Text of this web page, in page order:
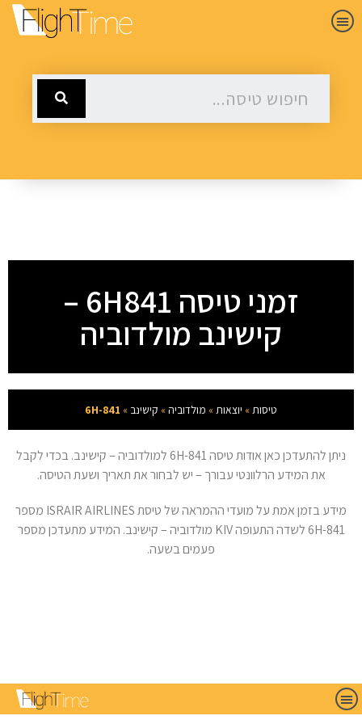
זמני טיסה 6H841 –
קישינב מולדוביה
טיסות » יוצאות » מולדוביה» קישינב »
6H-841
ניתן להתעדכן כאן אודות טיסה 6H-841 למולדוביה – קישינב. בכדי לקבל
את המידע הרלוונטי עבורך – יש לבחור את תאריך ושעת הטיסה.
מידע בזמן אמת על מועדי ההמראה של טיסת ISRAIR AIRLINES מספר
6H-841 לשדה התעופה KIV מולדוביה – קישינב. המידע מתעדכן מספר
פעמים בשעה.